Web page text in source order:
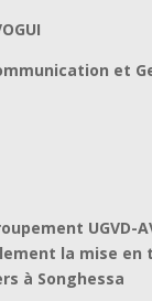
et
UGVD-
la mise en
à Songhessa